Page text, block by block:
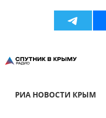
РИА НОВОСТИ КРЫМ